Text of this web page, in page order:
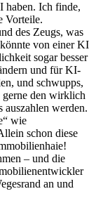
haben. Ich finde,
Vorteile.
des Zeugs, was
könnte von einer KI
sogar besser
und für KI-
und schwupps,
gerne den wirklich
werden.
wie
schon diese
– und die
an und